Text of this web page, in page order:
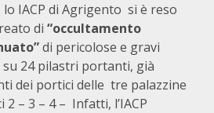
IACP di Agrigento si è reso
di “occultamento
di pericolose e gravi
24 pilastri portanti, già
dei portici delle tre palazzine
– 3 – 4 – Infatti, l’IACP